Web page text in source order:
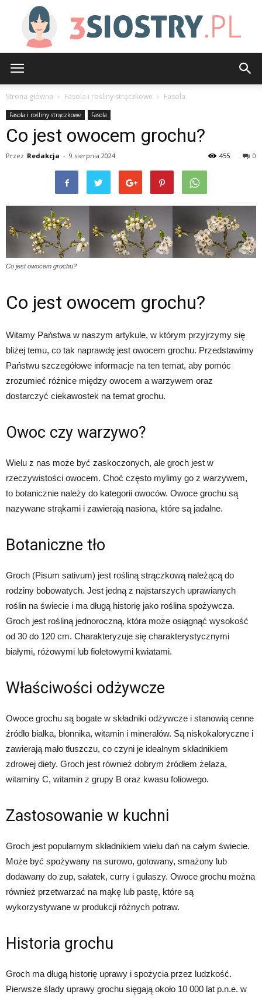
Strona główna Fasola i rośliny strączkowe Fasola
Fasola i rośliny strączkowe Fasola
Co jest owocem grochu?
Przez Redakcja - 9 sierpnia 2024 0
455
Co jest owocem grochu?
Co jest owocem grochu?
Witamy Państwa w naszym artykule, w którym przyjrzymy się
bliżej temu, co tak naprawdę jest owocem grochu. Przedstawimy
Państwu szczegółowe informacje na ten temat, aby pomóc
zrozumieć różnice między owocem a warzywem oraz
dostarczyć ciekawostek na temat grochu.
Owoc czy warzywo?
Wielu z nas może być zaskoczonych, ale groch jest w
rzeczywistości owocem. Choć często mylimy go z warzywem,
to botanicznie należy do kategorii owoców. Owoce grochu są
nazywane strąkami i zawierają nasiona, które są jadalne.
Botaniczne tło
Groch (Pisum sativum) jest rośliną strączkową należącą do
rodziny bobowatych. Jest jedną z najstarszych uprawianych
roślin na świecie i ma długą historię jako roślina spożywcza.
Groch jest rośliną jednoroczną, która może osiągnąć wysokość
od 30 do 120 cm. Charakteryzuje się charakterystycznymi
białymi, różowymi lub fioletowymi kwiatami.
Właściwości odżywcze
Owoce grochu są bogate w składniki odżywcze i stanowią cenne
źródło białka, błonnika, witamin i minerałów. Są niskokaloryczne i
zawierają mało tłuszczu, co czyni je idealnym składnikiem
zdrowej diety. Groch jest również dobrym źródłem żelaza,
witaminy C, witamin z grupy B oraz kwasu foliowego.
Zastosowanie w kuchni
Groch jest popularnym składnikiem wielu dań na całym świecie.
Może być spożywany na surowo, gotowany, smażony lub
dodawany do zup, sałatek, curry i gulaszy. Owoce grochu można
również przetwarzać na mąkę lub pastę, które są
wykorzystywane w produkcji różnych potraw.
Historia grochu
Groch ma długą historię uprawy i spożycia przez ludzkość.
Pierwsze ślady uprawy grochu sięgają około 10 000 lat p.n.e. w